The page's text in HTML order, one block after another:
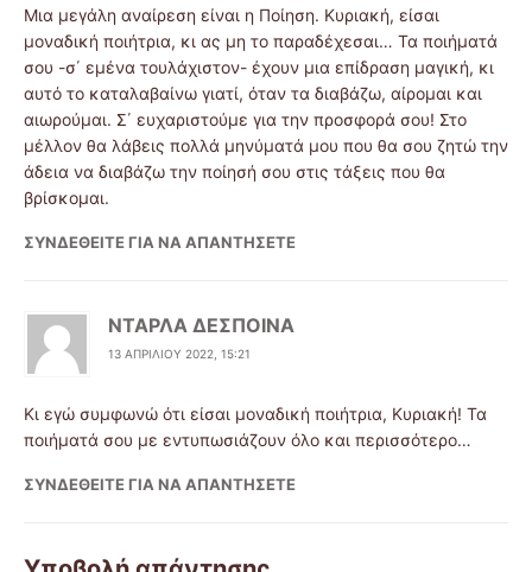
Μια μεγάλη αναίρεση είναι η Ποίηση. Κυριακή, είσαι
μοναδική ποιήτρια, κι ας μη το παραδέχεσαι… Τα ποιήματά
σου -σ΄ εμένα τουλάχιστον- έχουν μια επίδραση μαγική, κι
αυτό το καταλαβαίνω γιατί, όταν τα διαβάζω, αίρομαι και
αιωρούμαι. Σ΄ ευχαριστούμε για την προσφορά σου! Στο
μέλλον θα λάβεις πολλά μηνύματά μου που θα σου ζητώ την
άδεια να διαβάζω την ποίησή σου στις τάξεις που θα
βρίσκομαι.
ΣΥΝΔΕΘΕΊΤΕ ΓΙΑ ΝΑ ΑΠΑΝΤΉΣΕΤΕ
ΝΤΑΡΛΑ ΔΕΣΠΟΙΝΑ
13 ΑΠΡΙΛΊΟΥ 2022, 15:21
Κι εγώ συμφωνώ ότι είσαι μοναδική ποιήτρια, Κυριακή! Τα
ποιήματά σου με εντυπωσιάζουν όλο και περισσότερο…
ΣΥΝΔΕΘΕΊΤΕ ΓΙΑ ΝΑ ΑΠΑΝΤΉΣΕΤΕ